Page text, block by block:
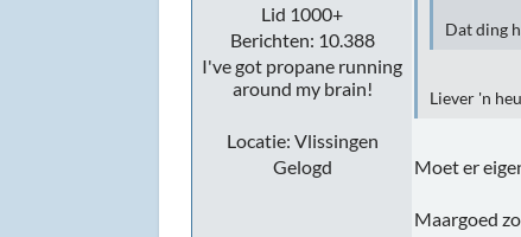
Lid 1000+
Berichten: 10.388
I've got propane running
around my brain!
Locatie: Vlissingen
Gelogd
Dat ding
Liever 'n
Moet er
Maargoed